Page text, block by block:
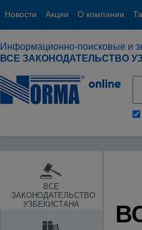
Новости Акции О компании
Информационно-поисковые и
ВСЕ ЗАКОНОДАТЕЛЬСТВО
ВСЕ
ЗАКОНОДАТЕЛЬСТВО
УЗБЕКИСТАНА